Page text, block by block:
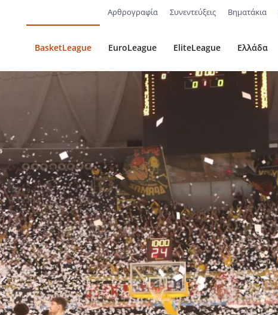
Αρθρογραφία Συνεντεύξεις Βηματάκια
BasketLeague EuroLeague EliteLeague Ελλάδα